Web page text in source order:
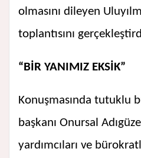
olmasını dileyen
toplantısını
“BİR YANIMIZ EKSİK”
Konuşmasında tutuklu
başkanı Onursal
yardımcıları ve